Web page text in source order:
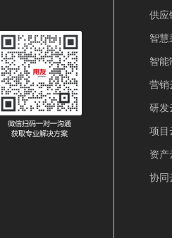
供应
智慧
智能
营销
研发
项目
资产
协同